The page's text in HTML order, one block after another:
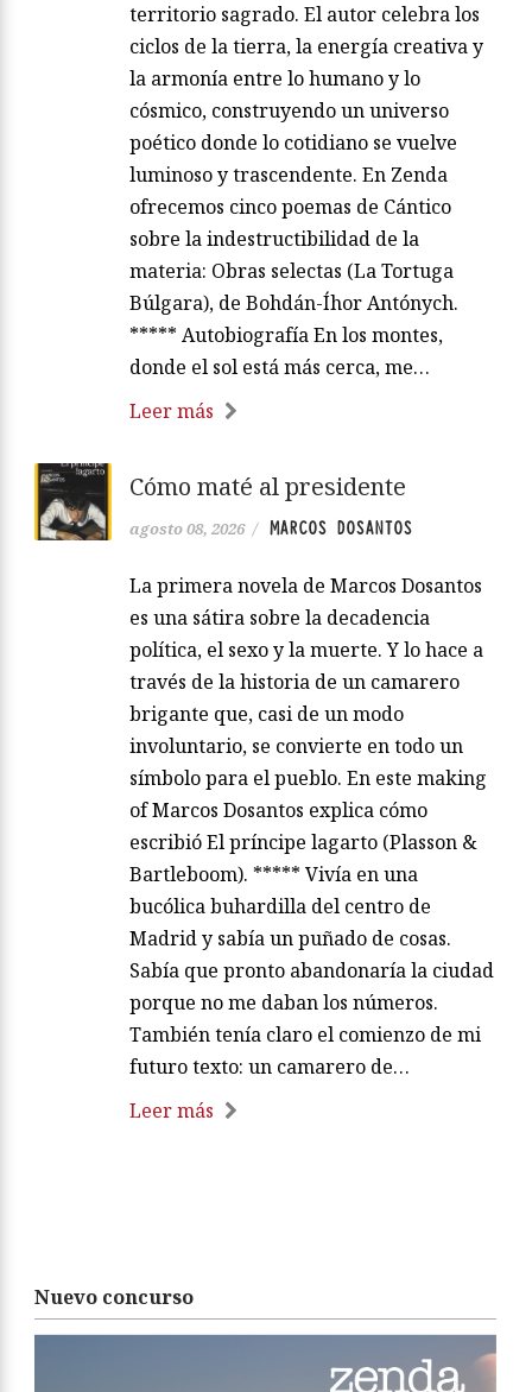
territorio sagrado. El autor celebra los
ciclos de la tierra, la energía creativa y
la armonía entre lo humano y lo
cósmico, construyendo un universo
poético donde lo cotidiano se vuelve
luminoso y trascendente. En Zenda
ofrecemos cinco poemas de Cántico
sobre la indestructibilidad de la
materia: Obras selectas (La Tortuga
Búlgara), de Bohdán-Íhor Antónych.
***** Autobiografía En los montes,
donde el sol está más cerca, me…
Leer más
Cómo maté al presidente
agosto 08, 2026 / MARCOS DOSANTOS
La primera novela de Marcos Dosantos
es una sátira sobre la decadencia
política, el sexo y la muerte. Y lo hace a
través de la historia de un camarero
brigante que, casi de un modo
involuntario, se convierte en todo un
símbolo para el pueblo. En este making
of Marcos Dosantos explica cómo
escribió El príncipe lagarto (Plasson &
Bartleboom). ***** Vivía en una
bucólica buhardilla del centro de
Madrid y sabía un puñado de cosas.
Sabía que pronto abandonaría la ciudad
porque no me daban los números.
También tenía claro el comienzo de mi
futuro texto: un camarero de…
Leer más
Nuevo concurso